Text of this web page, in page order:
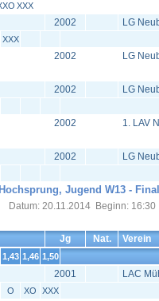
XXX
2002 LG
XXX
2002 LG
2002 LG
2002 1. LAV
2002 LG
Hochsprung, Jugend W13 -
Datum: 20.11.2014 Beginn: 16:30
Jg Nat. Verein
1,43 1,46 1,50
2001 LAC
O XO XXX